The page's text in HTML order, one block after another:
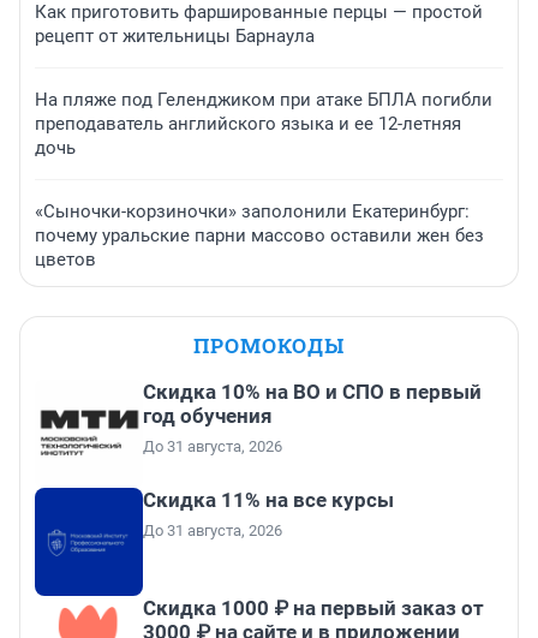
Как приготовить фаршированные перцы — простой
рецепт от жительницы Барнаула
На пляже под Геленджиком при атаке БПЛА погибли
преподаватель английского языка и ее 12-летняя
дочь
«Сыночки-корзиночки» заполонили Екатеринбург:
почему уральские парни массово оставили жен без
цветов
ПРОМОКОДЫ
Скидка 10% на ВО и СПО в первый
год обучения
До 31 августа, 2026
Скидка 11% на все курсы
До 31 августа, 2026
Скидка 1000 ₽ на первый заказ от
3000 ₽ на сайте и в приложении